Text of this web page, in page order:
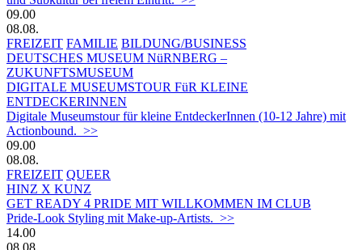
09.00
08.08.
FREIZEIT FAMILIE BILDUNG/BUSINESS
DEUTSCHES MUSEUM NüRNBERG –
ZUKUNFTSMUSEUM
DIGITALE MUSEUMSTOUR FüR KLEINE
ENTDECKERINNEN
Digitale Museumstour für kleine EntdeckerInnen (10-12 Jahre) mit
Actionbound. >>
09.00
08.08.
FREIZEIT QUEER
HINZ X KUNZ
GET READY 4 PRIDE MIT WILLKOMMEN IM CLUB
Pride-Look Styling mit Make-up-Artists. >>
14.00
08.08.